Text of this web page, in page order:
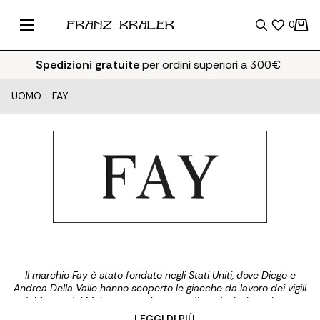
0
Spedizioni gratuiteper ordini superiori a 300€
UOMO - FAY -
Il marchio Fay è stato fondato negli Stati Uniti, dove Diego e
Andrea Della Valle hanno scoperto le giacche da lavoro dei vigili
del fuoco del Maine come elemento di moda. Insieme hanno
riconosciuto il suo potenziale e hanno deciso di implementarlo